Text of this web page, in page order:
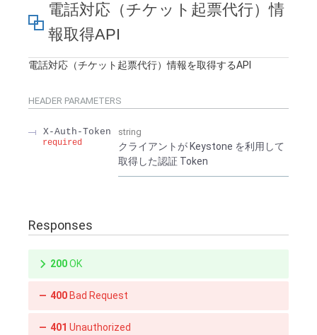
電話対応（チケット起票代行）情
報取得API
電話対応（チケット起票代行）情報を取得するAPI
HEADER PARAMETERS
X-Auth-Token
required
string
クライアントが Keystone を利用して
取得した認証 Token
Responses
200OK
400 Bad Request
401 Unauthorized